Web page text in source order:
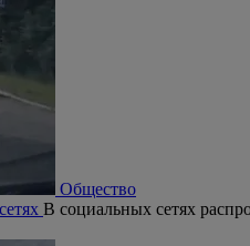
Общество
В социальных сетях